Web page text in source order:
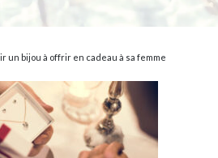
un bijou à offrir en cadeau à sa femme